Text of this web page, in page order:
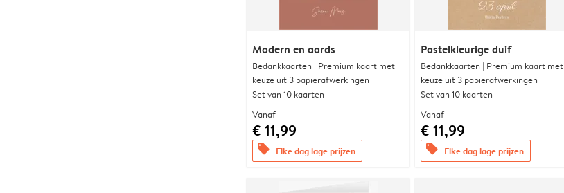
Modern en aards
Bedankkaarten | Premium kaart met
keuze uit 3 papierafwerkingen
Set van 10 kaarten
Vanaf
€ 11,99
offers Elke dag lage prijzen
Pastelkleurige duif
Bedankkaarten | Premium kaart met
keuze uit 3 papierafwerkingen
Set van 10 kaarten
Vanaf
€ 11,99
offers Elke dag lage prijzen